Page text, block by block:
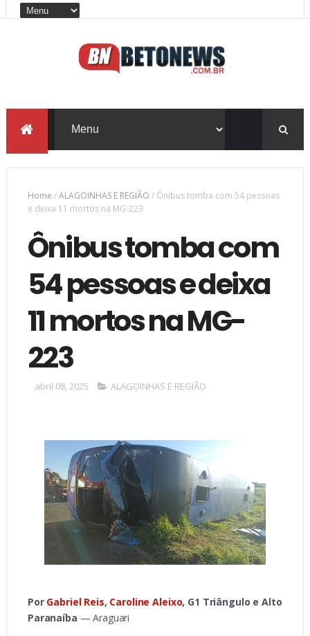
Home /ALAGOINHAS E REGIÃO / Ônibus tomba com 54 pessoas
e deixa 11 mortos na MG-223
Ônibus tomba com
54 pessoas e deixa
11 mortos na MG-
223
abril 08, 2025 ALAGOINHAS E REGIÃO
Por Gabriel Reis, Caroline Aleixo, G1 Triângulo e Alto
Paranaíba — Araguari